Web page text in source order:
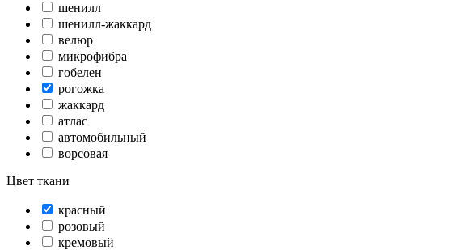
шенилл
шенилл-жаккард
велюр
микрофибра
гобелен
рогожка
жаккард
атлас
автомобильный
ворсовая
Цвет ткани
красный
розовый
кремовый